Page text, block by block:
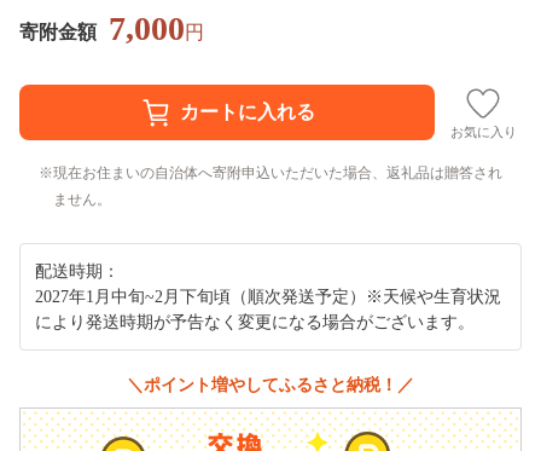
寄附金額 7,000円
お気に入り
現在お住まいの自治体へ寄附申込いただいた場合、返礼品は贈答され
ません。
配送時期：
2027年1月中旬~2月下旬頃（順次発送予定）※天候や生育状況
により発送時期が予告なく変更になる場合がございます。
＼ポイント増やしてふるさと納税！／